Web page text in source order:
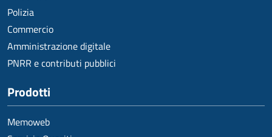
Polizia
Commercio
Amministrazione digitale
PNRR e contributi pubblici
Prodotti
Memoweb